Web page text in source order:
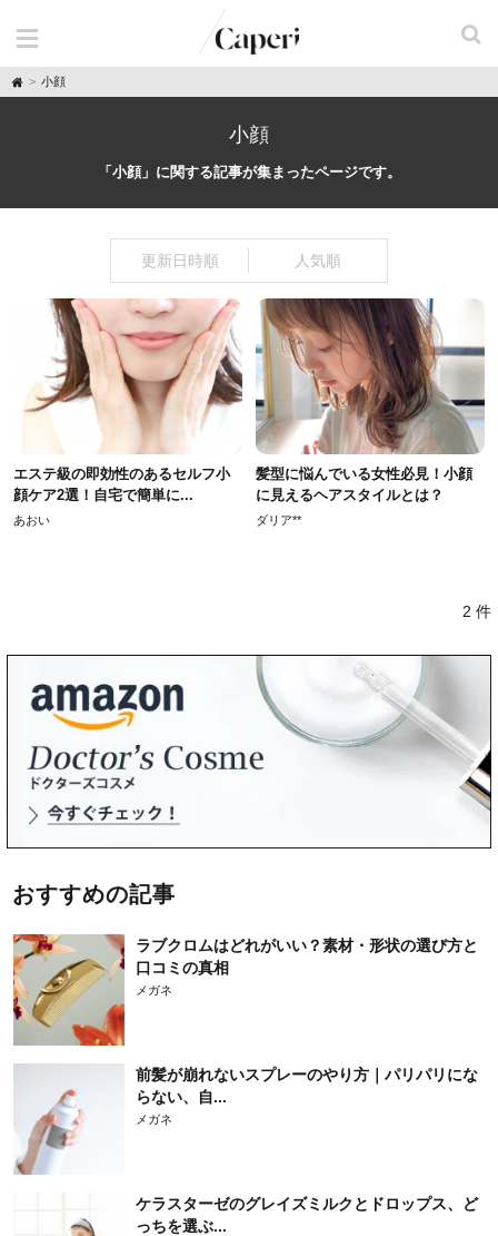
H
o
小顔
小顔
「小顔」に関する記事が集まったページです。
更新日時順 人気順
エステ級の即効性のあるセルフ小
顔ケア2選！自宅で簡単に...
あおい
髪型に悩んでいる女性必見！小顔
に見えるヘアスタイルとは？
ダリア**
2 件
おすすめの記事
ラブクロムはどれがいい？素材・形状の選び方と
口コミの真相
メガネ
前髪が崩れないスプレーのやり方｜パリパリにな
らない、自...
メガネ
ケラスターゼのグレイズミルクとドロップス、ど
っちを選ぶ...